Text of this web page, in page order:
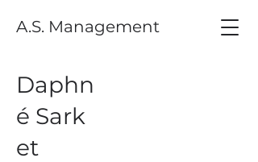
A.S. Management
Daphn
é Sark
et